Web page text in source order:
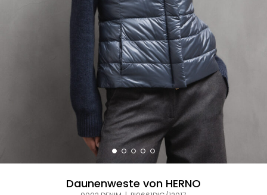
Daunenweste von HERNO